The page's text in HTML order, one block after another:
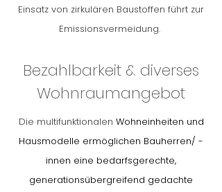
Einsatz von zirkulären Baustoffen führt zur
Emissionsvermeidung.
Bezahlbarkeit & diverses
Wohnraumangebot
Die multifunktionalen Wohneinheiten und
Hausmodelle ermöglichen Bauherren/ -
innen eine bedarfsgerechte,
generationsübergreifend gedachte